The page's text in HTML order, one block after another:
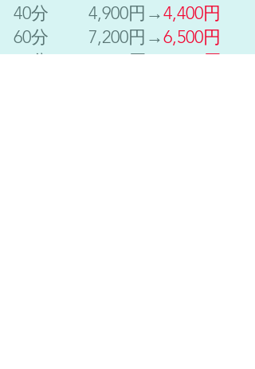
​40分 4,900円 →4,400円
60分 7,200円→6,500円
90分 10,400円→9,500円